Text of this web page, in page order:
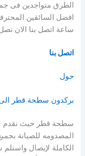
الطرق متواجدين فى
ساعة اتصل بنا الان
اتصل بنا
حول
بركدون سطحة قطر الى
سطحة قطر حيث نقدم
المصدومه للصيانة
الكاملة لإيصال